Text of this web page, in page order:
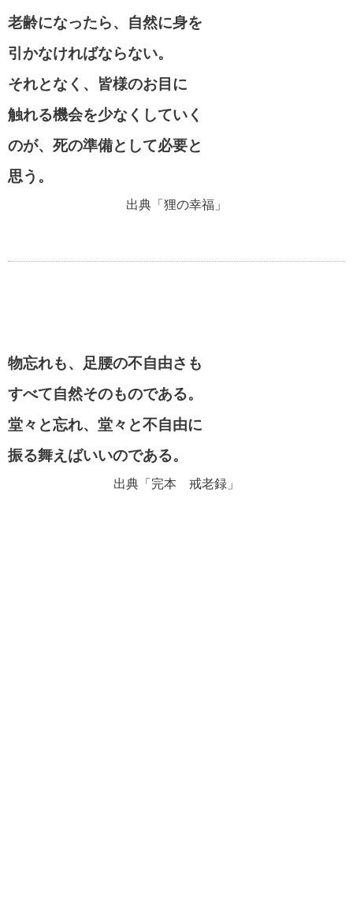
老齢になったら、自然に身を
引かなければならない。
それとなく、皆様のお目に
触れる機会を少なくしていく
のが、死の準備として必要と
思う。
出典「狸の幸福」
物忘れも、足腰の不自由さも
すべて自然そのものである。
堂々と忘れ、堂々と不自由に
振る舞えばいいのである。
出典「完本 戒老録」